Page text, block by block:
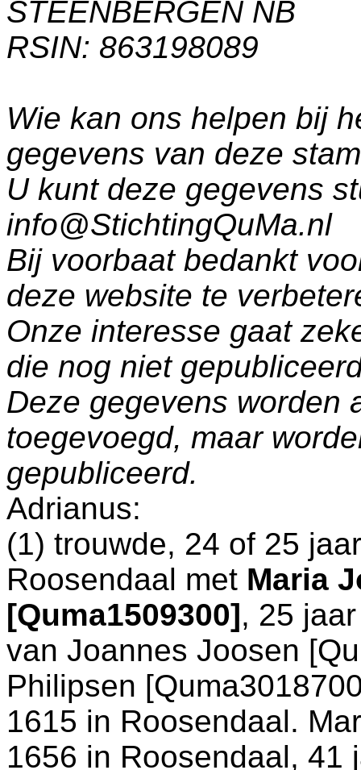
STEENBERGEN NB
RSIN: 863198089
Wie kan ons helpen bij
gegevens van deze
U kunt deze gegevens
info@StichtingQuMa.nl
Bij voorbaat bedankt
deze website te
Onze interesse gaat
die nog niet
Deze gegevens worden
toegevoegd, maar
gepubliceerd.
Adrianus:
(1) trouwde, 24 of 25
Roosendaal met Maria
[Quma1509300], 25
van Joannes Joosen
Philipsen
1615 in Roosendaal.
1656 in Roosendaal, 41